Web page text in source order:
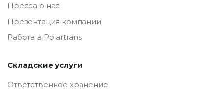
Пресса о нас
Презентация компании
Работа в Polartrans
Складские услуги
Ответственное хранение